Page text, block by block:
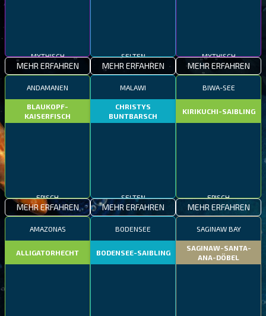
MYTHISCH
MEHR ERFAHREN
SELTEN
MEHR ERFAHREN
MYTHISCH
MEHR ERFAHREN
ANDAMANEN
BLAUKOPF-
KAISERFISCH
EPISCH
MEHR ERFAHREN
MALAWI
CHRISTYS
BUNTBARSCH
SELTEN
MEHR ERFAHREN
BIWA-SEE
KIRIKUCHI-SAIBLING
EPISCH
MEHR ERFAHREN
AMAZONAS
ALLIGATORHECHT
BODENSEE
BODENSEE-SAIBLING
SAGINAW BAY
SAGINAW-SANTA-
ANA-DÖBEL